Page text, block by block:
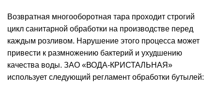
Возвратная многооборотная тара проходит строгий
цикл санитарной обработки на производстве перед
каждым розливом. Нарушение этого процесса может
привести к размножению бактерий и ухудшению
качества воды. ЗАО «ВОДА-КРИСТАЛЬНАЯ»
использует следующий регламент обработки бутылей: